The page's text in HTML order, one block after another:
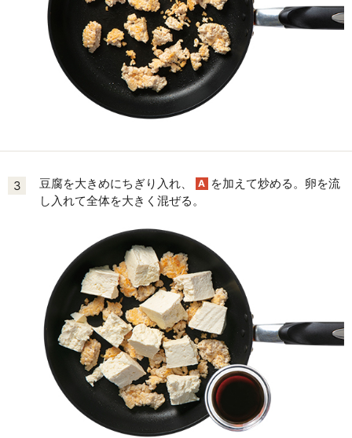
3 豆腐を大きめにちぎり入れ、 A を加えて炒める。卵を流
し入れて全体を大きく混ぜる。